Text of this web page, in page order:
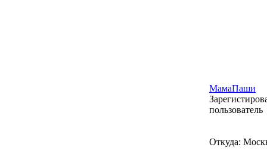
МамаПаши
пользователь
Откуда: